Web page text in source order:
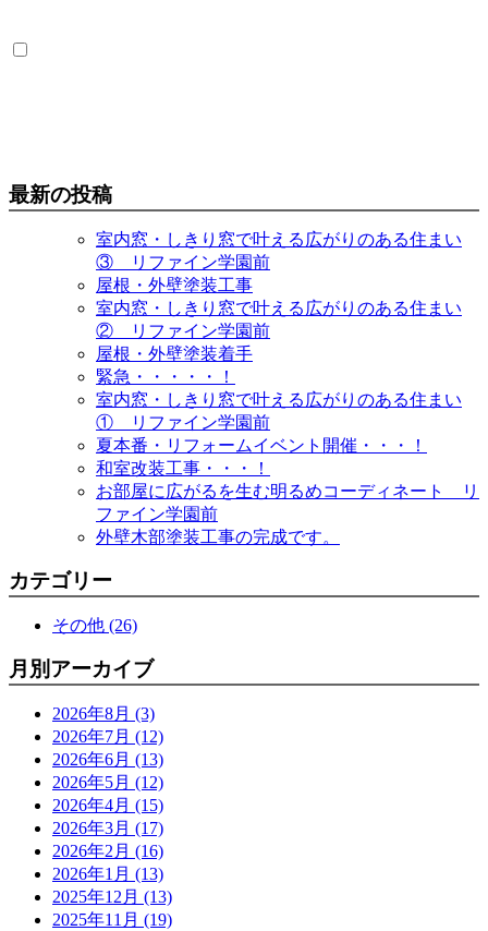
最新の投稿
室内窓・しきり窓で叶える広がりのある住まい
③ リファイン学園前
屋根・外壁塗装工事
室内窓・しきり窓で叶える広がりのある住まい
② リファイン学園前
屋根・外壁塗装着手
緊急・・・・・！
室内窓・しきり窓で叶える広がりのある住まい
① リファイン学園前
夏本番・リフォームイベント開催・・・！
和室改装工事・・・！
お部屋に広がるを生む明るめコーディネート リ
ファイン学園前
外壁木部塗装工事の完成です。
カテゴリー
その他 (26)
月別アーカイブ
2026年8月 (3)
2026年7月 (12)
2026年6月 (13)
2026年5月 (12)
2026年4月 (15)
2026年3月 (17)
2026年2月 (16)
2026年1月 (13)
2025年12月 (13)
2025年11月 (19)